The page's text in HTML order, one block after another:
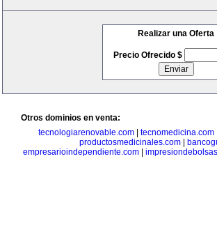
Realizar una Oferta
Precio Ofrecido $
Otros dominios en venta:
tecnologiarenovable.com
tecnomedicina.com
productosmedicinales.com|
empresarioindependiente.com